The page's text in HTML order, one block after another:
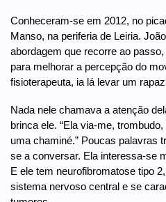
Conheceram-se em 2012, no
Manso, na periferia de Leiria.
abordagem que recorre ao
para melhorar a percepção do
fisioterapeuta, ia lá levar um
Nada nele chamava a atenção
brinca ele. “Ela via-me,
uma chaminé.” Poucas palavras
se a conversar. Ela interessa-se
E ele tem neurofibromatose tipo
sistema nervoso central e se